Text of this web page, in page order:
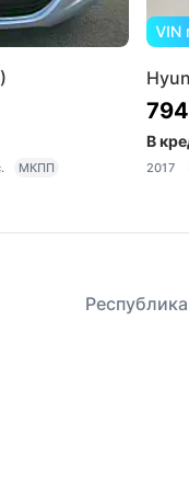
МКПП
В
2017